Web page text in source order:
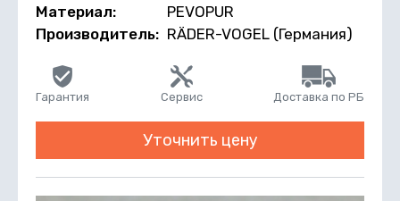
Материал:
PEVOPUR
Производитель: RÄDER-VOGEL (Германия)
Гарантия Сервис Доставка по РБ
Уточнить цену